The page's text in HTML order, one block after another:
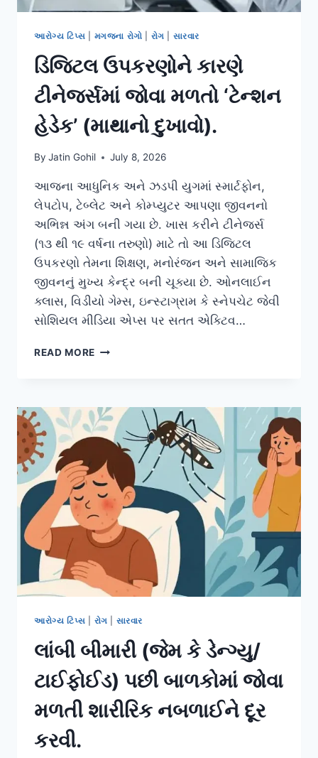
આરોગ્ય ટિપ્સ મગજના રોગો રોગ સારવાર
ડિજિટલ ઉપકરણોને કારણે
ટીનેજર્સમાં જોવા મળતો ‘ટેન્શન
હેડેક’ (માથાનો દુખાવો).
By Jatin Gohil July 8, 2026
આજના આધુનિક અને ઝડપી યુગમાં સ્માર્ટફોન,
લેપટોપ, ટેબ્લેટ અને કોમ્પ્યુટર આપણા જીવનનો
અભિન્ન અંગ બની ગયા છે. ખાસ કરીને ટીનેજર્સ
(૧૩ થી ૧૯ વર્ષના તરુણો) માટે તો આ ડિજિટલ
ઉપકરણો તેમના શિક્ષણ, મનોરંજન અને સામાજિક
જીવનનું મુખ્ય કેન્દ્ર બની ચૂક્યા છે. ઓનલાઈન
ક્લાસ, વિડીયો ગેમ્સ, ઇન્સ્ટાગ્રામ કે સ્નેપચેટ જેવી
સોશિયલ મીડિયા એપ્સ પર સતત એક્ટિવ…
READ MORE ડિજિટલ
જોવા
મળતો
‘ટેન્શન
(માથાનો
દુખાવો).
આરોગ્ય ટિપ્સ રોગ સારવાર
લાંબી બીમારી (જેમ કે ડેન્ગ્યુ/
ટાઈફોઈડ) પછી બાળકોમાં જોવા
મળતી શારીરિક નબળાઈને દૂર
કરવી.